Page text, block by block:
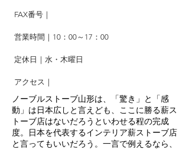
FAX番号｜
営業時間｜10：00～17：00
定休日｜水・木曜日
アクセス｜
ノーブルストーブ山形は、「驚き」と「感
動」は日本広しと言えども、ここに勝る薪ス
トーブ店はないだろうといわせる程の完成
度。日本を代表するインテリア薪ストーブ店
と言ってもいいだろう。一言で例えるなら、